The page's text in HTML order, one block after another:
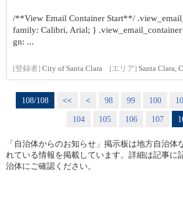
/**View Email Container Start**/
family: Calibri, Arial; }
gn: ...
[登録者] City of Santa Clara [エリア] Santa Clara,
108/108 << < 98 99 100
104
105 106 107
「自治体からのお知らせ」掲示板は地方自治体
れている情報を掲載しています。詳細は記事に
治体にご確認ください。